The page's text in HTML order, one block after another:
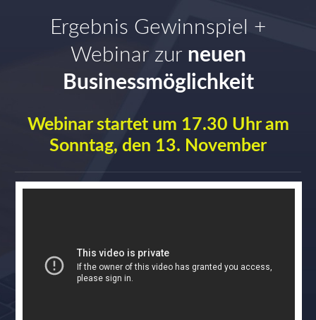
Ergebnis Gewinnspiel +
Webinar zur neuen
Businessmöglichkeit
Webinar startet um 17.30 Uhr am
Sonntag, den 13. November